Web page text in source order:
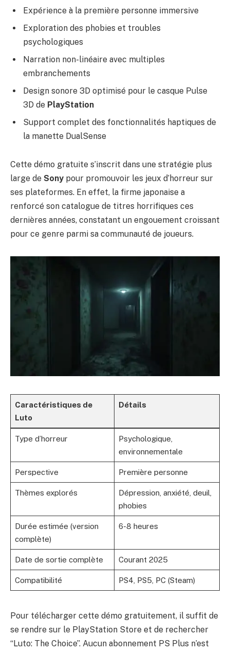
Expérience à la première personne immersive
Exploration des phobies et troubles
psychologiques
Narration non-linéaire avec multiples
embranchements
Design sonore 3D optimisé pour le casque Pulse
3D de PlayStation
Support complet des fonctionnalités haptiques de
la manette DualSense
Cette démo gratuite s’inscrit dans une stratégie plus
large de Sony pour promouvoir les jeux d’horreur sur
ses plateformes. En effet, la firme japonaise a
renforcé son catalogue de titres horrifiques ces
dernières années, constatant un engouement croissant
pour ce genre parmi sa communauté de joueurs.
Caractéristiques de
Luto
Détails
Type d’horreur
Psychologique,
environnementale
Perspective Première personne
Thèmes explorés
Dépression, anxiété, deuil,
phobies
Durée estimée (version
complète)
6-8 heures
Date de sortie complète Courant 2025
Compatibilité PS4, PS5, PC (Steam)
Pour télécharger cette démo gratuitement, il suffit de
se rendre sur le PlayStation Store et de rechercher
“Luto: The Choice”. Aucun abonnement PS Plus n’est